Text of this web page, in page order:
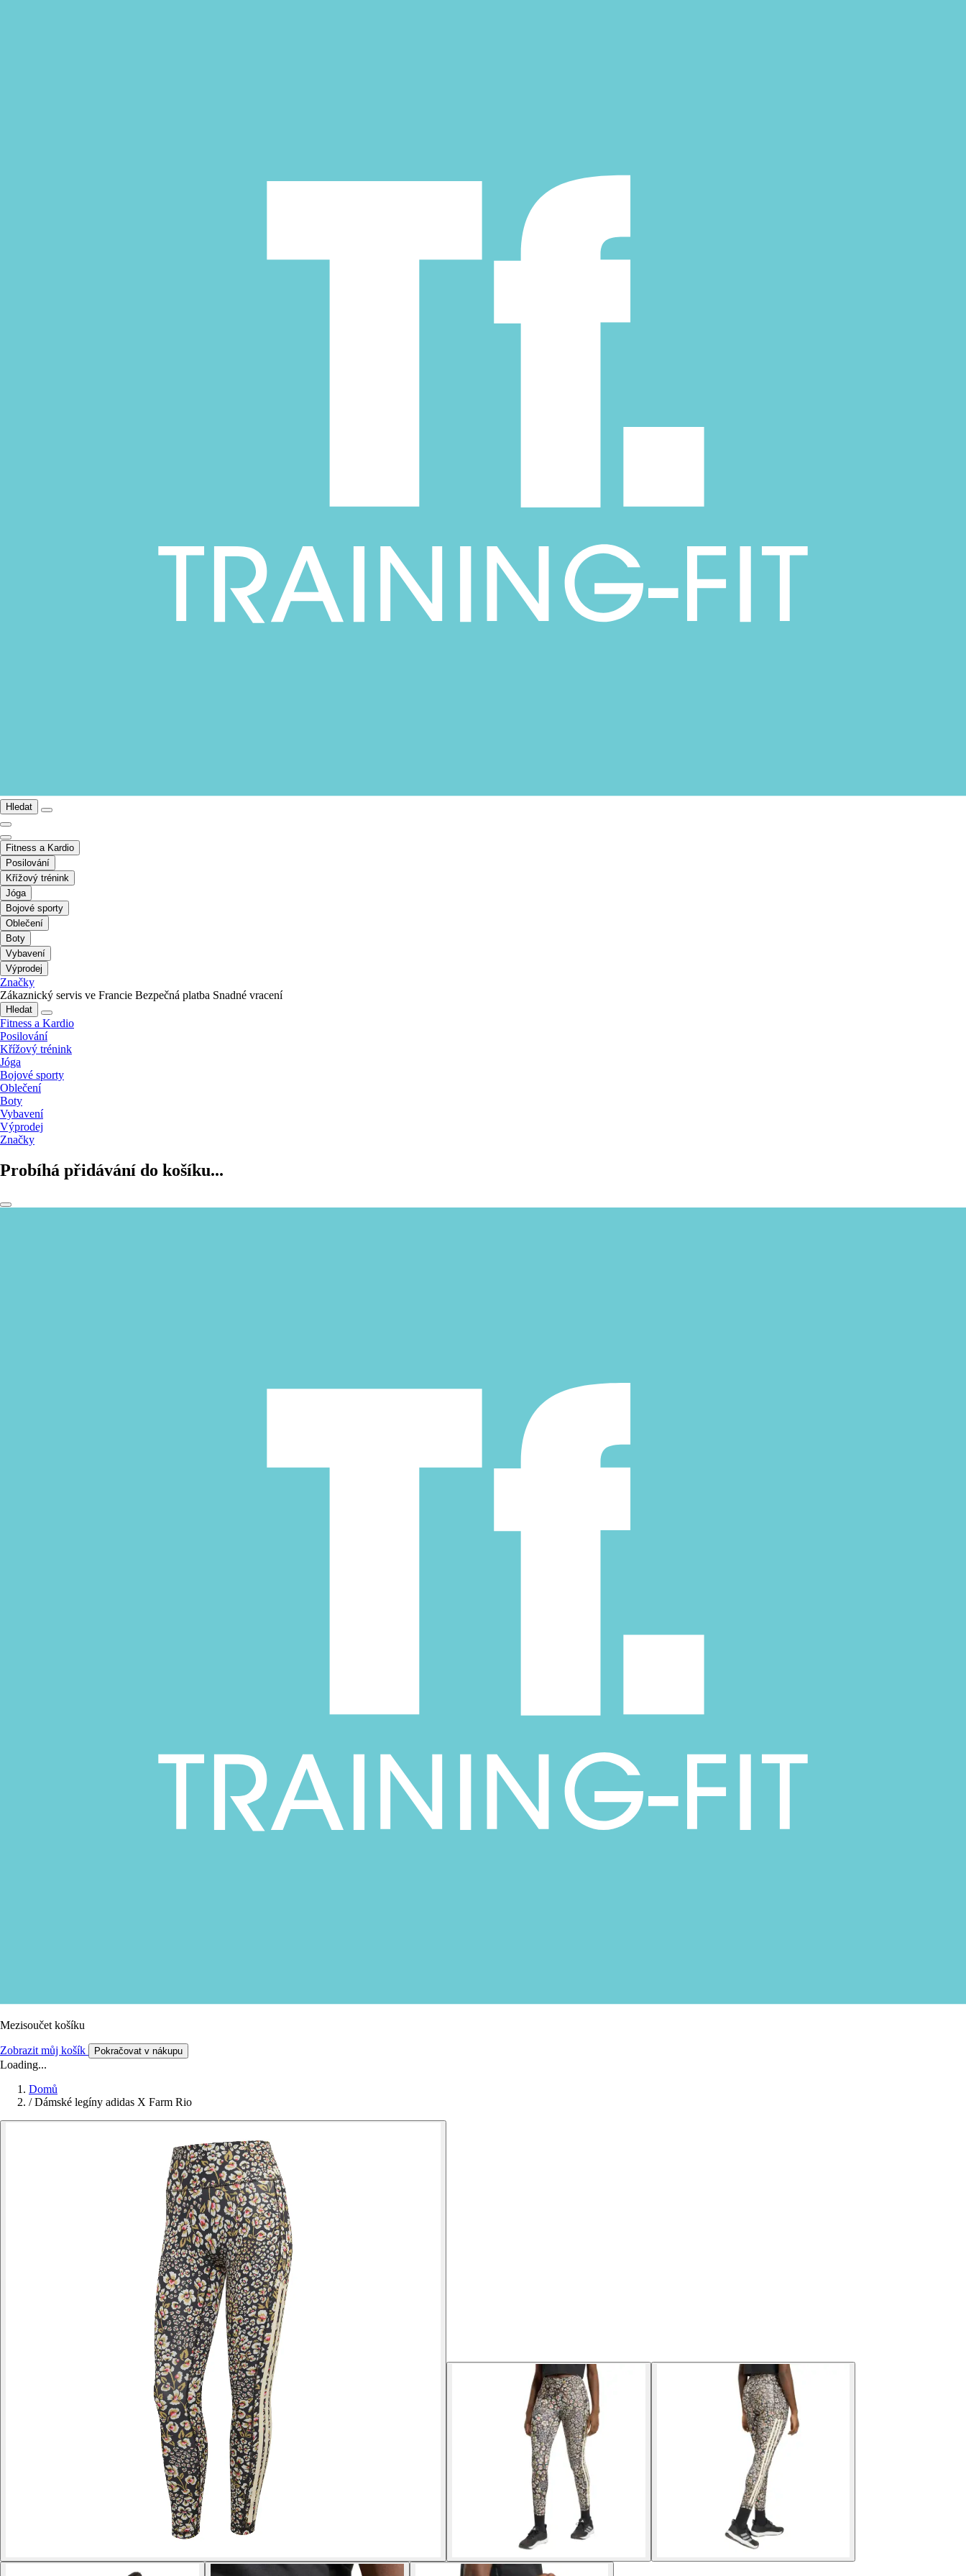
Hledat
Fitness a Kardio
Posilování
Křížový trénink
Jóga
Bojové sporty
Oblečení
Boty
Vybavení
Výprodej
Značky
Zákaznický servis ve Francie Bezpečná platba Snadné vracení
Hledat
Fitness a Kardio
Posilování
Křížový trénink
Jóga
Bojové sporty
Oblečení
Boty
Vybavení
Výprodej
Značky
Probíhá přidávání do košíku...
Mezisoučet košíku
Zobrazit můj košík Pokračovat v nákupu
Loading...
Domů
/ Dámské legíny adidas X Farm Rio